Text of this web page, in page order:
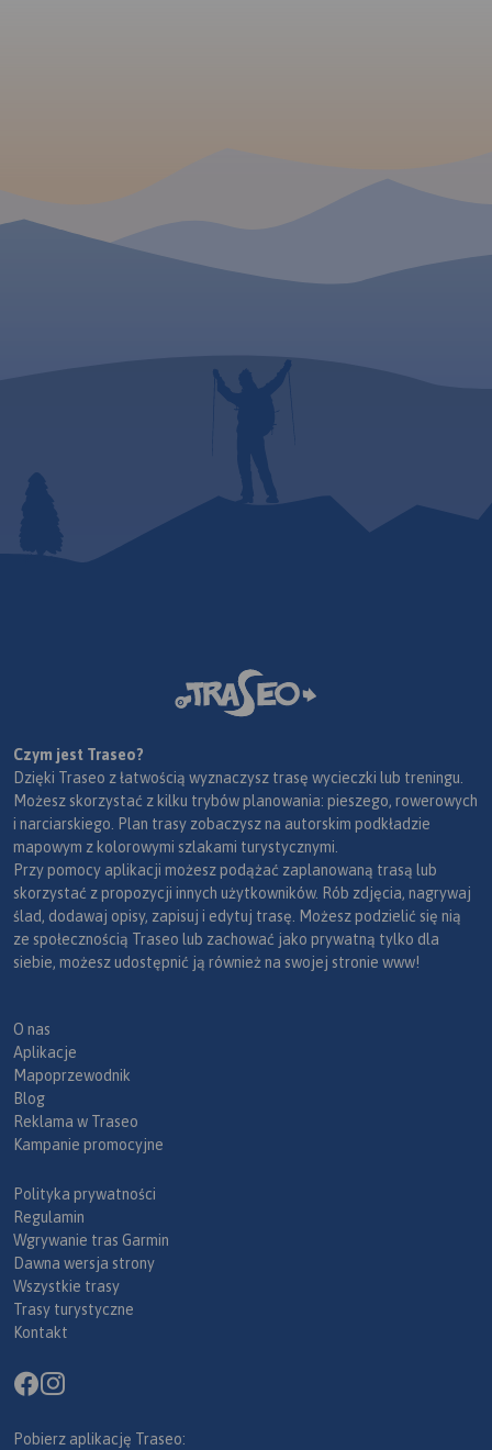
Czym jest Traseo?
Dzięki Traseo z łatwością wyznaczysz trasę wycieczki lub treningu.
Możesz skorzystać z kilku trybów planowania: pieszego, rowerowych
i narciarskiego. Plan trasy zobaczysz na autorskim podkładzie
mapowym z kolorowymi szlakami turystycznymi.
Przy pomocy aplikacji możesz podążać zaplanowaną trasą lub
skorzystać z propozycji innych użytkowników. Rób zdjęcia, nagrywaj
ślad, dodawaj opisy, zapisuj i edytuj trasę. Możesz podzielić się nią
ze społecznością Traseo lub zachować jako prywatną tylko dla
siebie, możesz udostępnić ją również na swojej stronie www!
O nas
Aplikacje
Mapoprzewodnik
Blog
Reklama w Traseo
Kampanie promocyjne
Polityka prywatności
Regulamin
Wgrywanie tras Garmin
Dawna wersja strony
Wszystkie trasy
Trasy turystyczne
Kontakt
Pobierz aplikację Traseo: